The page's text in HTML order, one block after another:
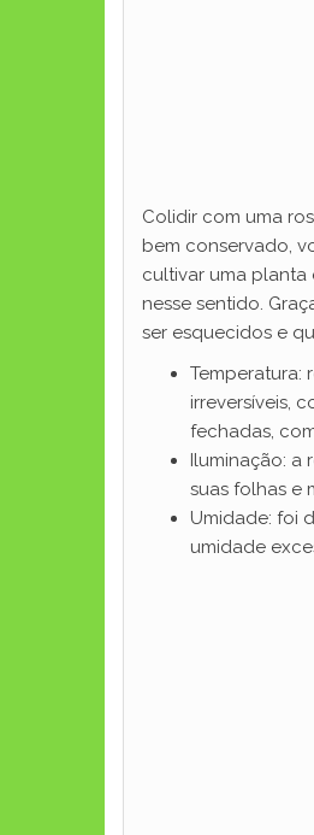
Colidir com uma
bem conservado,
cultivar uma planta
nesse sentido.
ser esquecidos e
Temperatura:
irreversíveis,
fechadas,
Iluminação: a
suas folhas e
Umidade: foi
umidade